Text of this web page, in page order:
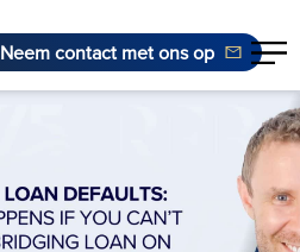
Neem contact met ons op